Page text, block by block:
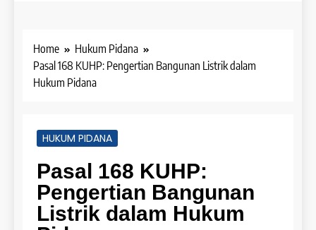
Home
Hukum Pidana
Pasal 168 KUHP: Pengertian Bangunan Listrik dalam
Hukum Pidana
HUKUM PIDANA
Pasal 168 KUHP:
Pengertian Bangunan
Listrik dalam Hukum